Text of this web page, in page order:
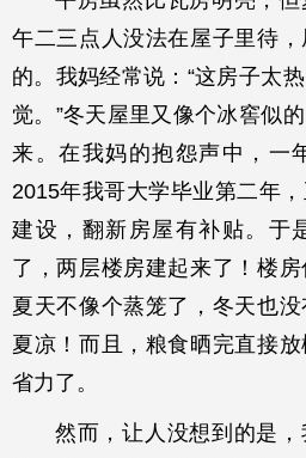
午二三点人没法在屋子里待
的。我妈经常说：“这房子太
觉。”冬天屋里又像个冰窖似
来。在我妈的抱怨声中，一
2015年我哥大学毕业第二年
建设，翻新房屋有补贴。于
了，两层楼房建起来了！楼房
夏天不像个蒸笼了，冬天也
夏凉！而且，粮食晒完直接
省力了。
然而，让人没想到的是，